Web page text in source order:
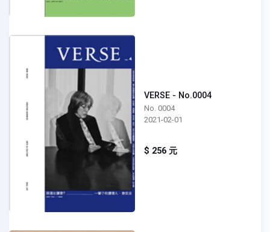
VERSE - No.0004
No. 0004
2021-02-01
$ 256 元